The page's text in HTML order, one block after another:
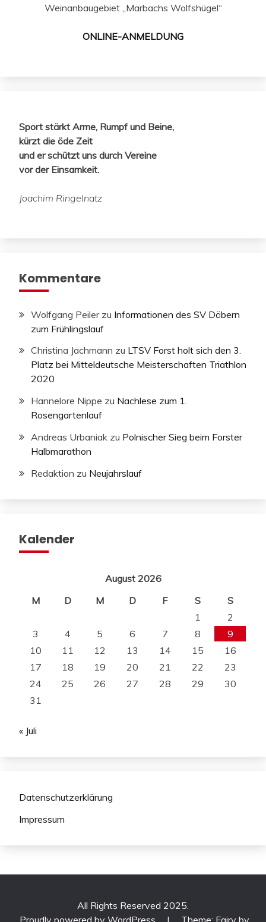
Weinanbaugebiet „Marbachs Wolfshügel“
ONLINE-ANMELDUNG
Sport stärkt Arme, Rumpf und Beine,
kürzt die öde Zeit
und er schützt uns durch Vereine
vor der Einsamkeit.
Joachim Ringelnatz
Kommentare
Wolfgang Peilerzu Informationen des SV Döbern
zum Frühlingslauf
Christina Jachmann zu LTSV Forst holt sich den 3.
Platz bei Mitteldeutsche Meisterschaften Triathlon
2020
Hannelore Nippe zu Nachlese zum 1.
Rosengartenlauf
Andreas Urbaniak zu Polnischer Sieg beim Forster
Halbmarathon
Redaktion zu Neujahrslauf
Kalender
August 2026
M
D M D F S
S
1
2
3
4 5 6 7 8
9
10
11 12 13 14 15
16
17
18 19 20 21 22
23
24
25 26 27 28 29
30
31
« Juli
Datenschutzerklärung
Impressum
All Rights Reserved 2025.
Proudly powered by WordPress
| Theme: Fairy by